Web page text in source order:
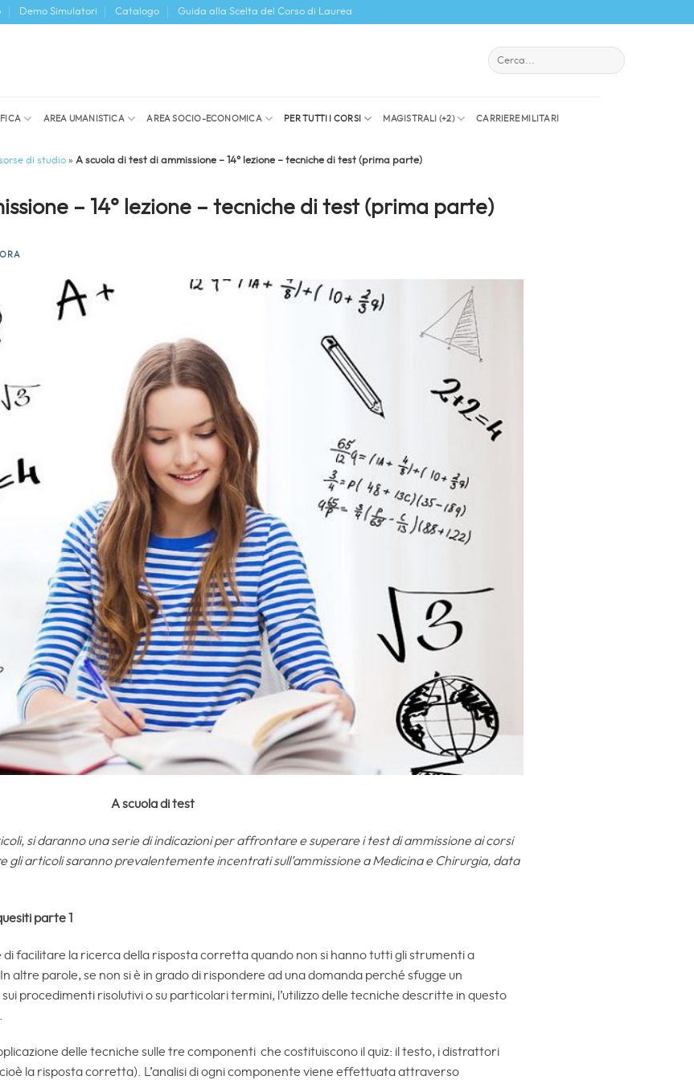
Demo Simulatori Catalogo Guida alla Scelta del Corso di Laurea
AREA UMANISTICA AREA SOCIO-ECONOMICA PER TUTTI I CORSI MAGISTRALI (+2) CARRIERE MILITARI
di studio » A scuola di test di ammissione – 14° lezione – tecniche di test (prima parte)
– 14° lezione – tecniche di test (prima parte)
A scuola di test
si daranno una serie di indicazioni per affrontare e superare i test di ammissione ai corsi
gli articoli saranno prevalentemente incentrati sull’ammissione a Medicina e Chirurgia, data
parte 1
di facilitare la ricerca della risposta corretta quando non si hanno tutti gli strumenti a
altre parole, se non si è in grado di rispondere ad una domanda perché sfugge un
procedimenti risolutivi o su particolari termini, l’utilizzo delle tecniche descritte in questo
delle tecniche sulle tre componenti che costituiscono il quiz: il testo, i distrattori
la risposta corretta). L’analisi di ogni componente viene effettuata attraverso